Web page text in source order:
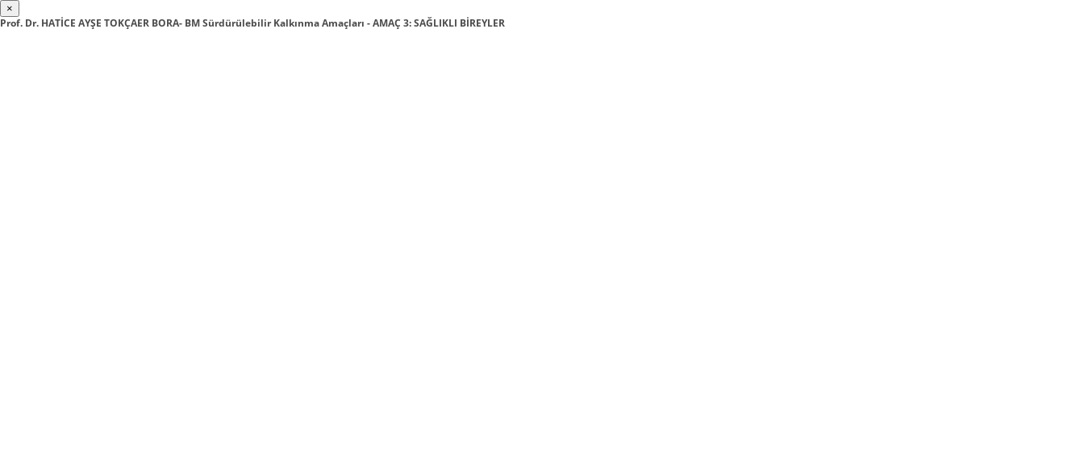
×
Prof. Dr. HATİCE AYŞE TOKÇAER BORA- BM Sürdürülebilir Kalkınma Amaçları - AMAÇ 3: SAĞLIKLI BİREYLER